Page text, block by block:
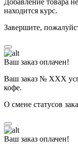
находится курс.
Завершите,
Ваш заказ оплачен!
Ваш заказ № ХХХ
кофе.
О смене статусов
Ваш заказ оплачен!